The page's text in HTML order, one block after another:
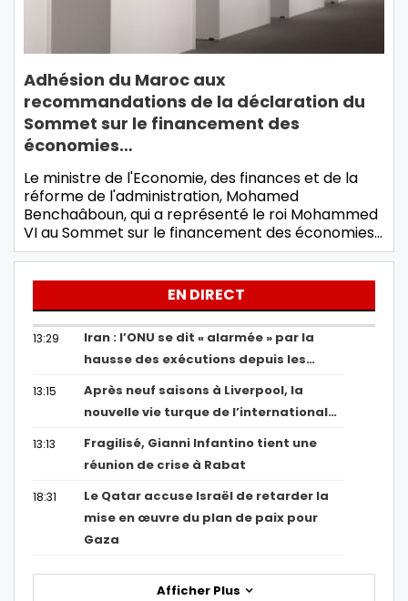
Adhésion du Maroc aux
recommandations de la déclaration du
Sommet sur le financement des
économies…
Le ministre de l'Economie, des finances et de la
réforme de l'administration, Mohamed
Benchaâboun, qui a représenté le roi Mohammed
VI au Sommet sur le financement des économies…
EN DIRECT
13:29
Iran : l’ONU se dit « alarmée » par la
hausse des exécutions depuis les…
13:15
Après neuf saisons à Liverpool, la
nouvelle vie turque de l’international…
13:13
Fragilisé, Gianni Infantino tient une
réunion de crise à Rabat
18:31
Le Qatar accuse Israël de retarder la
mise en œuvre du plan de paix pour
Gaza
Afficher Plus